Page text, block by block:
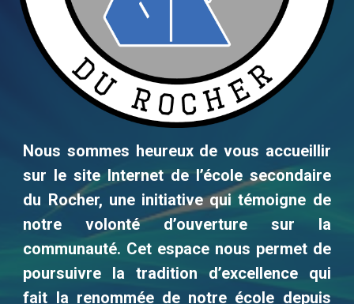
Nous sommes heureux de vous accueillir
sur le site Internet de l’école secondaire
du Rocher, une initiative qui témoigne de
notre volonté d’ouverture sur la
communauté. Cet espace nous permet de
poursuivre la tradition d’excellence qui
fait la renommée de notre école depuis